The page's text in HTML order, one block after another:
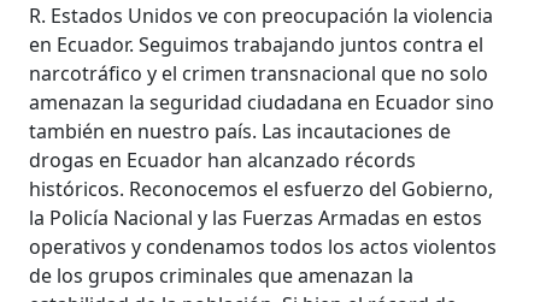
R. Estados Unidos ve con preocupación la violencia
en Ecuador. Seguimos trabajando juntos contra el
narcotráfico y el crimen transnacional que no solo
amenazan la seguridad ciudadana en Ecuador sino
también en nuestro país. Las incautaciones de
drogas en Ecuador han alcanzado récords
históricos. Reconocemos el esfuerzo del Gobierno,
la Policía Nacional y las Fuerzas Armadas en estos
operativos y condenamos todos los actos violentos
de los grupos criminales que amenazan la